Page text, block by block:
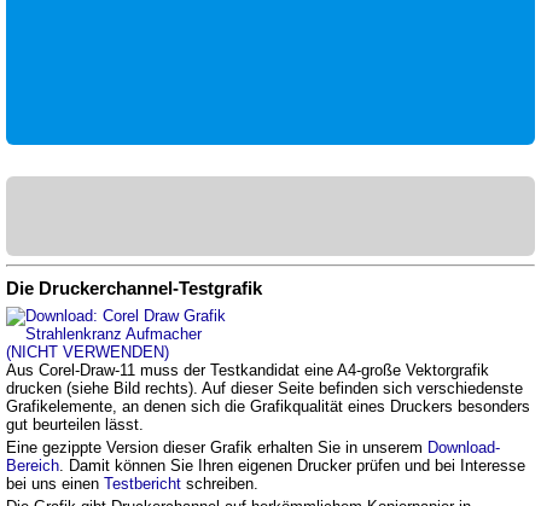
Die Druckerchannel-Testgrafik
Aus Corel-Draw-11 muss der Testkandidat eine A4-große Vektorgrafik
drucken (siehe Bild rechts). Auf dieser Seite befinden sich verschiedenste
Grafikelemente, an denen sich die Grafikqualität eines Druckers besonders
gut beurteilen lässt.
Eine gezippte Version dieser Grafik erhalten Sie in unserem Download-
Bereich . Damit können Sie Ihren eigenen Drucker prüfen und bei Interesse
bei uns einen Testbericht schreiben.